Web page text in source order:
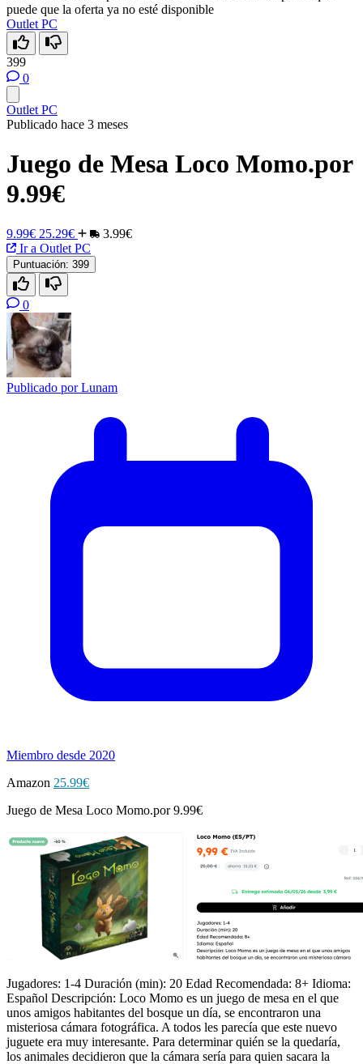
puede que la oferta ya no esté disponible
Outlet PC
399
0
Outlet PC
Publicado hace 3 meses
Juego de Mesa Loco Momo.por
9.99€
9.99€ 25.29€
3.99€
Ir a Outlet PC
Puntuación: 399
0
Publicado porLunam
Miembro desde 2020
Amazon 25.99€
Juego de Mesa Loco Momo.por 9.99€
Jugadores: 1-4 Duración (min): 20 Edad Recomendada: 8+ Idioma:
Español Descripción: Loco Momo es un juego de mesa en el que
unos amigos habitantes del bosque un día, se encontraron una
misteriosa cámara fotográfica. A todos les parecía que este nuevo
juguete era muy interesante. Para determinar quién se la quedaría,
los animales decidieron que la cámara sería para quien sacara la